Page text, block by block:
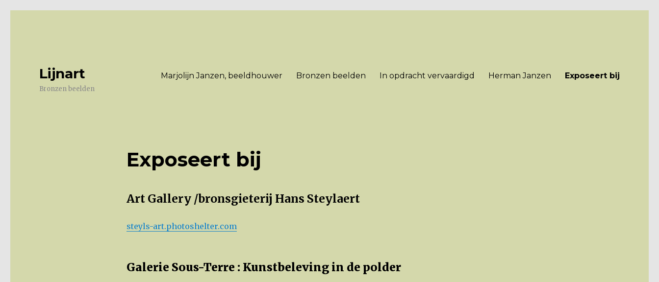
Lijnart
Bronzen beelden
Marjolijn Janzen, beeldhouwer Bronzen beelden In opdracht vervaardigd Herman Janzen Exposeert bij
Exposeert bij
Art Gallery /bronsgieterij Hans Steylaert
steyls-art.photoshelter.com
Galerie Sous-Terre : Kunstbeleving in de polder